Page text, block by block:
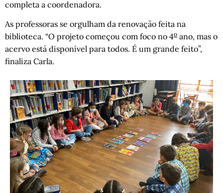
completa a coordenadora.
As professoras se orgulham da renovação feita na
biblioteca. “O projeto começou com foco no 4o ano, mas o
acervo está disponível para todos. É um grande feito”,
finaliza Carla.